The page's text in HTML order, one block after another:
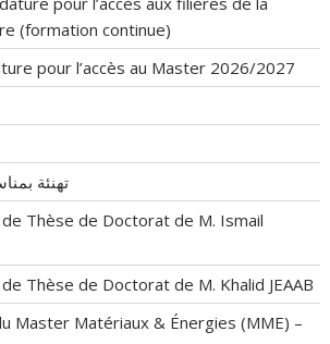
(formation continue)
pour l’accès au Master 2026/2027
تهنئة
Thèse de Doctorat de M. Ismail
Thèse de Doctorat de M. Khalid JEAAB
Master Matériaux & Énergies (MME) –